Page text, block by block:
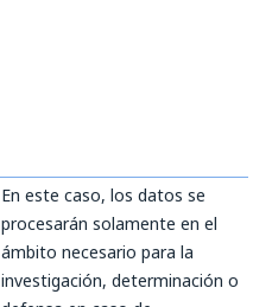
En este caso, los datos se
procesarán solamente en el
ámbito necesario para la
investigación, determinación o